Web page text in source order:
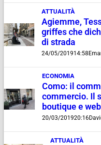
ATTUALITÀ
Agiemme,
griffes che
di strada
24/05/201914:58
ECONOMIA
Como: il
commercio. Il
boutique e web
20/03/201920:16
ATTUALITÀ